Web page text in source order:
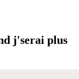
j'serai plus